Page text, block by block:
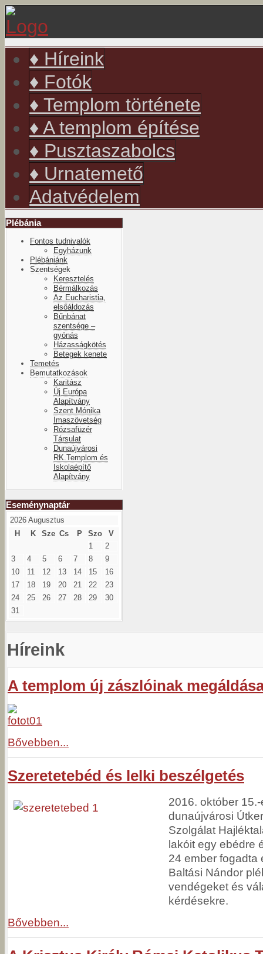
♦ Híreink
♦ Fotók
♦ Templom története
♦ A templom építése
♦ Pusztaszabolcs
♦ Urnatemető
Adatvédelem
Plébánia
Fontos tudnivalók
Egyházunk
Plébániánk
Szentségek
Keresztelés
Bérmálkozás
Az Eucharistia,
elsőáldozás
Bűnbánat
szentsége –
gyónás
Házasságkötés
Betegek kenete
Temetés
Bemutatkozások
Karitász
Új Európa
Alapítvány
Szent Mónika
Imaszövetség
Rózsafüzér
Társulat
Dunaújvárosi
RK.Templom és
Iskolaépítő
Alapítvány
Eseménynaptár
év
hónap
év
hónap
2026 Augusztus
H
K Sze Cs P Szo
V
1
2
3
4 5 6 7 8
9
10
11 12 13 14 15
16
17
18 19 20 21 22
23
24
25 26 27 28 29
30
31
Híreink
A templom új zászlóinak
Bővebben...
Szeretetebéd és lelki beszélgetés
2016. október
dunaújvárosi
Szolgálat
lakóit egy ebédre
24 ember fogadta
Baltási Nándor
vendégeket és
kérdésekre.
Bővebben...